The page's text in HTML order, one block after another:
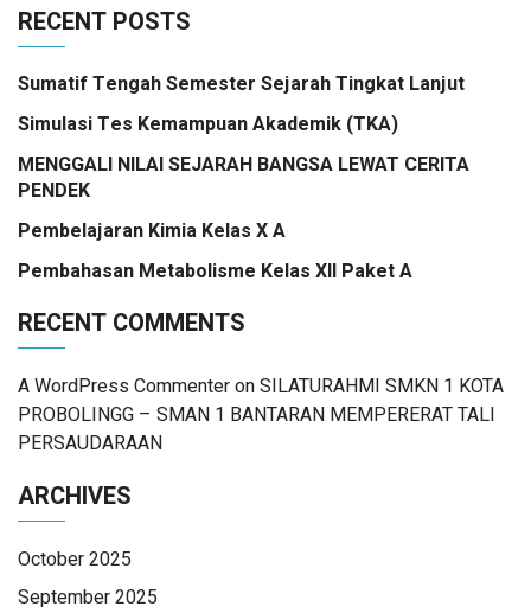
RECENT POSTS
Sumatif Tengah Semester Sejarah Tingkat Lanjut
Simulasi Tes Kemampuan Akademik (TKA)
MENGGALI NILAI SEJARAH BANGSA LEWAT CERITA
PENDEK
Pembelajaran Kimia Kelas X A
Pembahasan Metabolisme Kelas XII Paket A
RECENT COMMENTS
A WordPress CommenteronSILATURAHMI SMKN 1 KOTA
PROBOLINGG – SMAN 1 BANTARAN MEMPERERAT TALI
PERSAUDARAAN
ARCHIVES
October 2025
September 2025